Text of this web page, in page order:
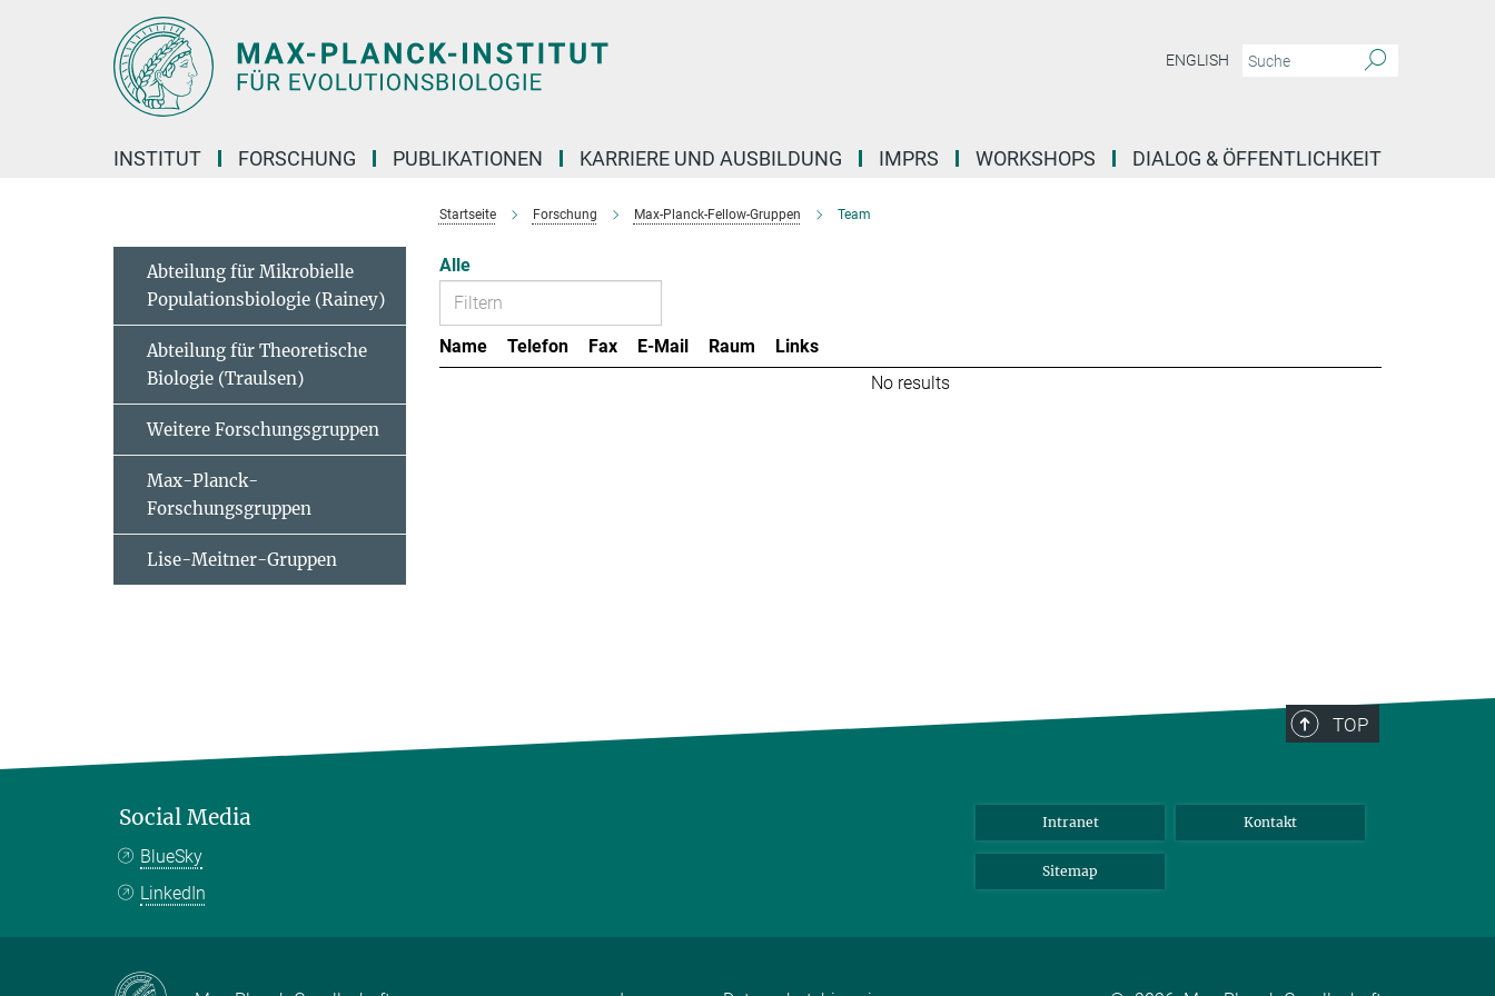
ENGLISH
INSTITUT FORSCHUNG PUBLIKATIONEN KARRIERE UND AUSBILDUNG IMPRS WORKSHOPS DIALOG & ÖFFENTLICHKEIT
Startseite Forschung Max-Planck-Fellow-Gruppen Team
Alle
Name Telefon Fax E-Mail Raum
Links
No results
Abteilung für Mikrobielle
Populationsbiologie (Rainey)
Abteilung für Theoretische
Biologie (Traulsen)
Weitere Forschungsgruppen
Max-Planck-
Forschungsgruppen
Lise-Meitner-Gruppen
TOP
Social Media
BlueSky
LinkedIn
Intranet Kontakt
Sitemap